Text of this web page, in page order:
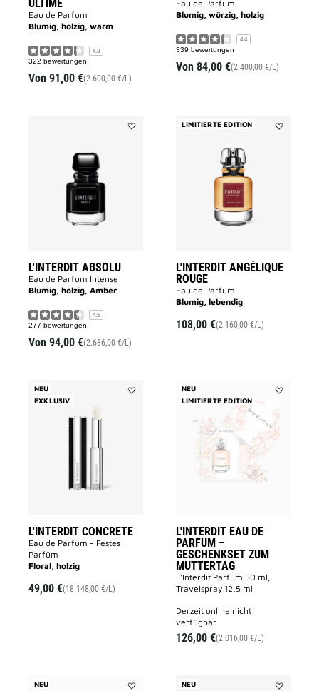
ULTIME
Eau de Parfum
Blumig, holzig, warm
4.3
322 bewertungen
Von 91,00 €(2.600,00 €/L)
Eau de Parfum
Blumig, würzig, holzig
4.4
339 bewertungen
Von 84,00 €(2.400,00 €/L)
L'INTERDIT ABSOLU
Eau de Parfum Intense
Blumig, holzig, Amber
4.5
277 bewertungen
Von 94,00 €(2.686,00 €/L)
LIMITIERTE EDITION
L'INTERDIT ANGÉLIQUE
ROUGE
Eau de Parfum
Blumig, lebendig
108,00 €(2.160,00 €/L)
NEU
EXKLUSIV
L'INTERDIT CONCRETE
Eau de Parfum - Festes
Parfüm
Floral, holzig
49,00 €(18.148,00 €/L)
NEU
LIMITIERTE EDITION
L'INTERDIT EAU DE
PARFUM –
GESCHENKSET ZUM
MUTTERTAG
L'Interdit Parfum 50 ml,
Travelspray 12,5 ml
derzeit online nicht
verfügbar
126,00 €(2.016,00 €/L)
L'INTERDIT
DE
NEU
NEU